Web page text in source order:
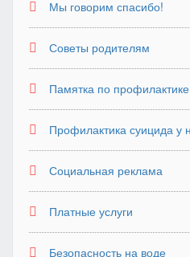
Мы говорим спасибо!
Советы родителям
Памятка по
Профилактика суицида у
Социальная реклама
Платные услуги
Безопасность на воде